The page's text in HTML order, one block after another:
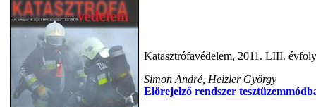
Katasztrófavédelem, 2011. LIII.
Simon André, Heizler György
Előrejelző rendszer